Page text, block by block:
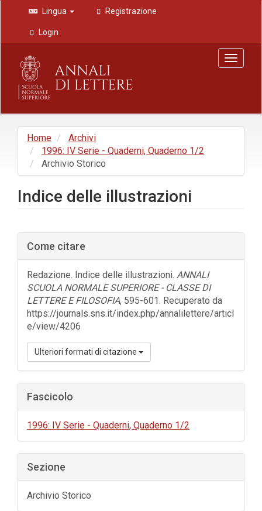
Navigazione
principale
Contenuto
principale
Barra
laterale
Lingua Registrazione
Login
Toggle
Home
Archivi
1996: IV Serie - Quaderni, Quaderno 1/2
Archivio Storico
Indice delle illustrazioni
Barra
laterale
dell'articolo
Come citare
Redazione. Indice delle illustrazioni. ANNALI
SCUOLA NORMALE SUPERIORE - CLASSE DI
LETTERE E FILOSOFIA, 595-601. Recuperato da
https://journals.sns.it/index.php/annalilettere/articl
e/view/4206
Ulteriori formati di citazione
Fascicolo
1996: IV Serie - Quaderni, Quaderno 1/2
Sezione
Archivio Storico